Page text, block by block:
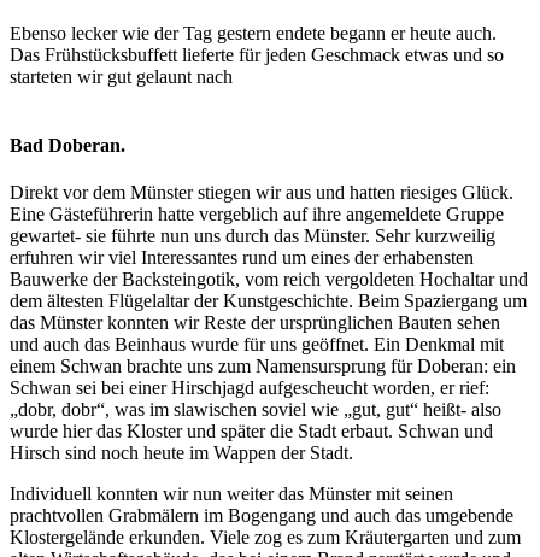
Ebenso lecker wie der Tag gestern endete begann er heute auch.
Das Frühstücksbuffett lieferte für jeden Geschmack etwas und so
starteten wir gut gelaunt nach
Bad Doberan.
Direkt vor dem Münster stiegen wir aus und hatten riesiges Glück.
Eine Gästeführerin hatte vergeblich auf ihre angemeldete Gruppe
gewartet- sie führte nun uns durch das Münster. Sehr kurzweilig
erfuhren wir viel Interessantes rund um eines der erhabensten
Bauwerke der Backsteingotik, vom reich vergoldeten Hochaltar und
dem ältesten Flügelaltar der Kunstgeschichte. Beim Spaziergang um
das Münster konnten wir Reste der ursprünglichen Bauten sehen
und auch das Beinhaus wurde für uns geöffnet. Ein Denkmal mit
einem Schwan brachte uns zum Namensursprung für Doberan: ein
Schwan sei bei einer Hirschjagd aufgescheucht worden, er rief:
„dobr, dobr“, was im slawischen soviel wie „gut, gut“ heißt- also
wurde hier das Kloster und später die Stadt erbaut. Schwan und
Hirsch sind noch heute im Wappen der Stadt.
Individuell konnten wir nun weiter das Münster mit seinen
prachtvollen Grabmälern im Bogengang und auch das umgebende
Klostergelände erkunden. Viele zog es zum Kräutergarten und zum